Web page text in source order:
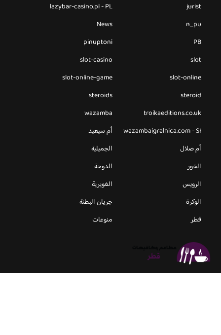
jurist
lazybar-casino.pl - PL
n_pu
News
PB
pinuptoni
slot
slot-casino
slot-online
slot-online-game
steroid
steroids
troikaeditions.co.uk
wazamba
wazambaigralnica.com - SI
أم سيعيد
أم صلال
الجميلية
الخور
الدوحة
الرويس
الغويرية
الوكرة
جريان البطنة
قطر
منوعات